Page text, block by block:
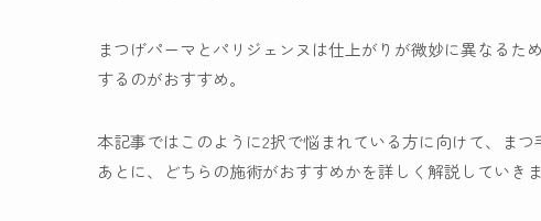
まつげパーマとパリジェンヌは仕上がりが微妙に異なる
するのがおすすめ。
本記事ではこのように2択で悩まれている方に向けて、ま
あとに、どちらの施術がおすすめかを詳しく解説していきま